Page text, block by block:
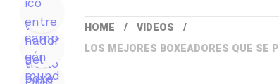
HOME
VIDEOS
LOS MEJORES BOXEADORES QUE SE